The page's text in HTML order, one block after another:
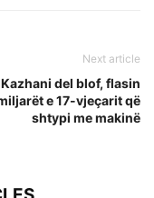
Next article
del blof, flasin
e 17-vjeçarit që
shtypi me makinë